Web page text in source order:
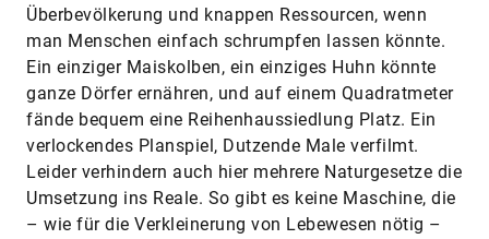
Überbevölkerung und knappen Ressourcen, wenn
man Menschen einfach schrumpfen lassen könnte.
Ein einziger Maiskolben, ein einziges Huhn könnte
ganze Dörfer ernähren, und auf einem Quadratmeter
fände bequem eine Reihenhaussiedlung Platz. Ein
verlockendes Planspiel, Dutzende Male verfilmt.
Leider verhindern auch hier mehrere Naturgesetze die
Umsetzung ins Reale. So gibt es keine Maschine, die
– wie für die Verkleinerung von Lebewesen nötig –